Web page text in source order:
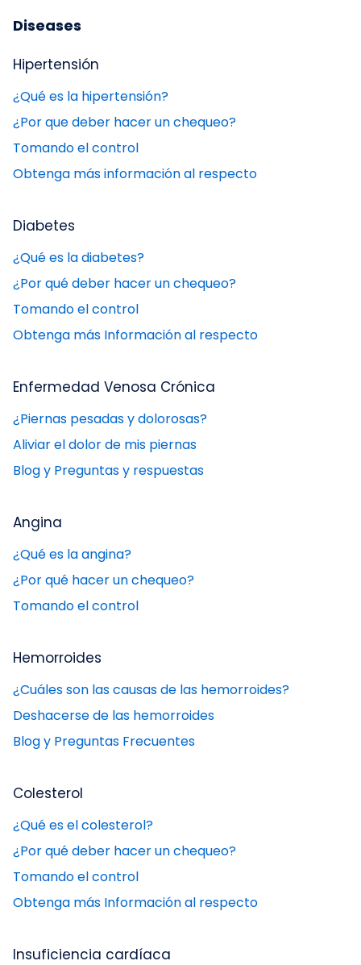
Diseases
Hipertensión
¿Qué es la hipertensión?
¿Por que deber hacer un chequeo?
Tomando el control
Obtenga más información al respecto
Diabetes
¿Qué es la diabetes?
¿Por qué deber hacer un chequeo?
Tomando el control
Obtenga más Información al respecto
Enfermedad Venosa Crónica
¿Piernas pesadas y dolorosas?
Aliviar el dolor de mis piernas
Blog y Preguntas y respuestas
Angina
¿Qué es la angina?
¿Por qué hacer un chequeo?
Tomando el control
Hemorroides
¿Cuáles son las causas de las hemorroides?
Deshacerse de las hemorroides
Blog y Preguntas Frecuentes
Colesterol
¿Qué es el colesterol?
¿Por qué deber hacer un chequeo?
Tomando el control
Obtenga más Información al respecto
Insuficiencia cardíaca